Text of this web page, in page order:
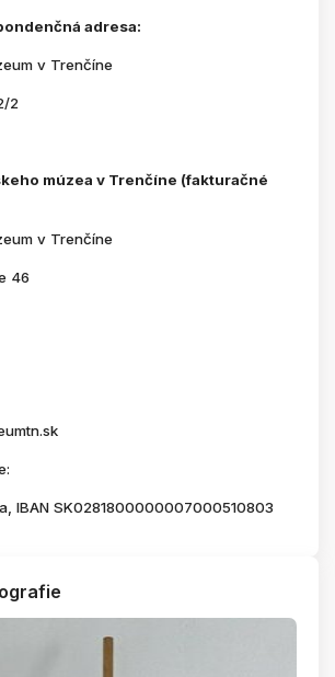
adresa:
v Trenčíne
2
múzea v Trenčíne (fakturačné
v Trenčíne
46
IBAN SK0281800000007000510803